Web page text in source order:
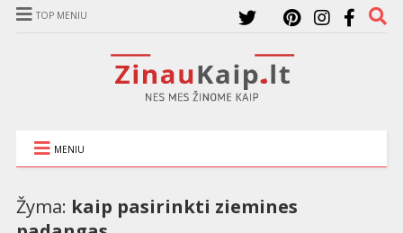
TOP MENIU
MENIU
Žyma: kaip pasirinkti ziemines